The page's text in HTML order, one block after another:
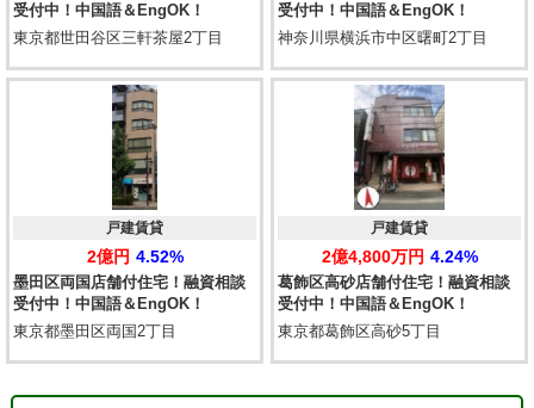
受付中！中国語＆EngOK！
東京都世田谷区三軒茶屋2丁目
受付中！中国語＆EngOK！
神奈川県横浜市中区曙町2丁目
墨田区両国店舗付住宅！融資相談
受付中！中国語＆EngOK！
戸建賃貸
2億円 4.52%
東京都墨田区両国2丁目
葛飾区高砂店舗付住宅！融資相談
受付中！中国語＆EngOK！
戸建賃貸
2億4,800万円 4.24%
東京都葛飾区高砂5丁目